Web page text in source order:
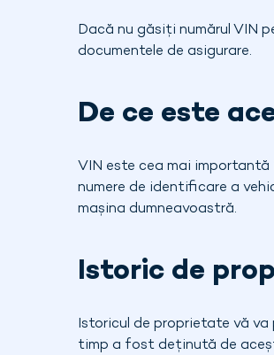
Dacă nu găsiți numărul VIN
documentele de asigurare.
De ce este
VIN este cea mai
numere de identificare a
mașina dumneavoastră.
Istoric de
Istoricul de proprietate vă
timp a fost deținută de